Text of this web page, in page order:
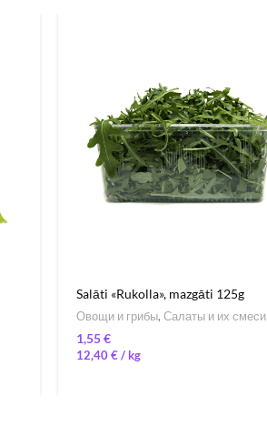
Salāti «Rukolla», mazgāti 125g
Овощи и грибы, Салаты и их смеси
€
12,40€ /